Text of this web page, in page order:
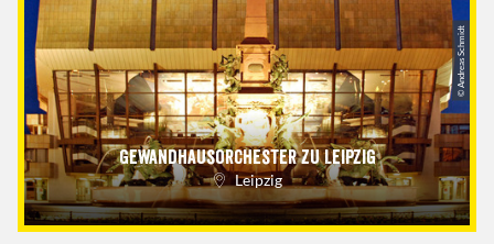
Gewandhausorchester zu Leipzig
Leipzig
© Andreas Schmidt